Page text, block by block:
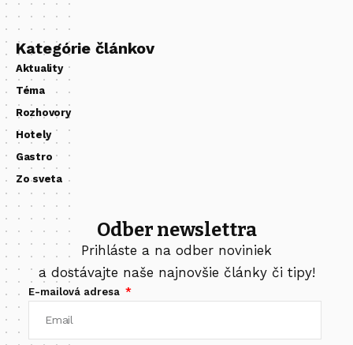
Kategórie článkov
Aktuality
Téma
Rozhovory
Hotely
Gastro
Zo sveta
Odber newslettra
Prihláste a na odber noviniek
a dostávajte naše najnovšie články či tipy!
E-mailová adresa